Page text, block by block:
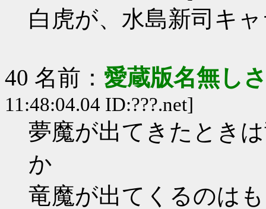
白虎が、水島新司キ
40 名前： 愛蔵版名無し
11:48:04.04 ID:???.net]
夢魔が出てきたとき
か
竜魔が出てくるのは